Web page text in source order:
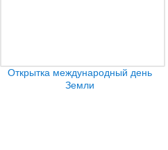
Открытка международный день
Земли